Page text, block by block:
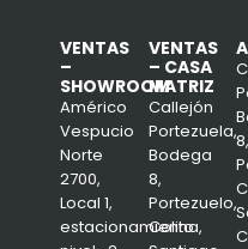
VENTAS
–
SHOWROOM
Américo
Vespucio
Norte
2700,
Local 1,
estacionamiento
VENTAS
– CASA
MATRIZ
Callejón
Portezuela,
Bodega
8,
Portezuelo,
Colina,
8,